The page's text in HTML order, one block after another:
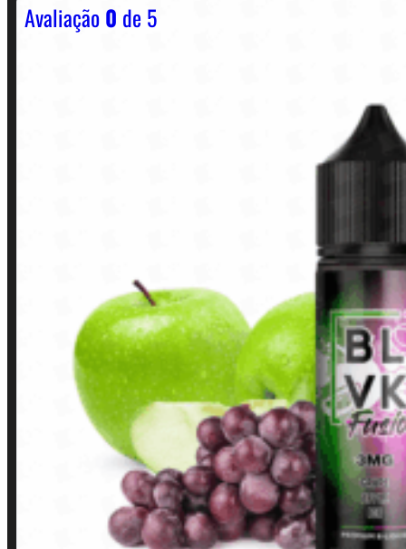
Avaliação0 de 5
Horário: Política de Horario e Fretes
Finalização de compra
INSTITUCIONAL
Política de Privacidade
Política de Frete e Pagamento
Política de Garantia, Reembolso e Devolução